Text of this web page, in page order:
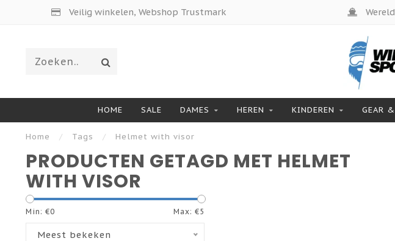
Veilig winkelen, Webshop Trustmark
HOME SALE DAMES HEREN KINDEREN GEAR
Home / Tags / Helmet with visor
PRODUCTEN GETAGD MET HELMET
WITH VISOR
Min: €0 Max: €5
Meest bekeken